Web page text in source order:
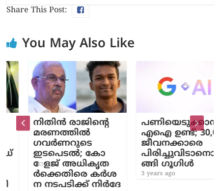
Share This Post:
You May Also Like
നിതിൻ രാജി​ന്‍റെ
മരണത്തിൽ
ഗവർണറുടെ
ഇടപെടൽ; കോ​
േള​ജ് അ​ധി​കൃ​ത​
ര്‍ക്കെ​തി​രെ ക​ര്‍ശ​
ന ന​ട​പ​ടി​ക്ക് നി​ർ​ദേ​
പണിയെടുക്കാൻ
എഐ ഉണ്ട്; 30,000
ജീവനക്കാരെ
പിരിച്ചുവിടാനൊരു
ങ്ങി ഗൂഗിൾ
3 years ago